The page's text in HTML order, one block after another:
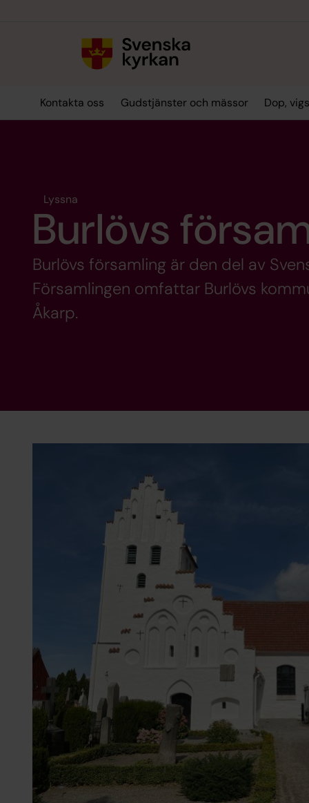
Kontakta oss Gudstjänster och mässor Dop,
Lyssna
Burlövs
Burlövs församling är den del av
Församlingen omfattar Burlövs
Åkarp.